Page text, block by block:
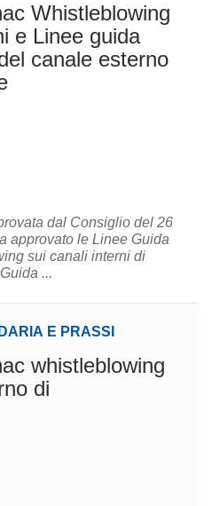
Whistleblowing
e Linee guida
canale esterno
dal Consiglio del 26
approvato le Linee Guida
sui canali interni di
...
E PRASSI
whistleblowing
di